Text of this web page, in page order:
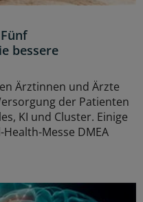
bessere
Ärztinnen und Ärzte
der Patienten
KI und Cluster. Einige
Messe DMEA